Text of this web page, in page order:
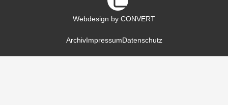
Webdesign by CONVERT
ArchivImpressumDatenschutz